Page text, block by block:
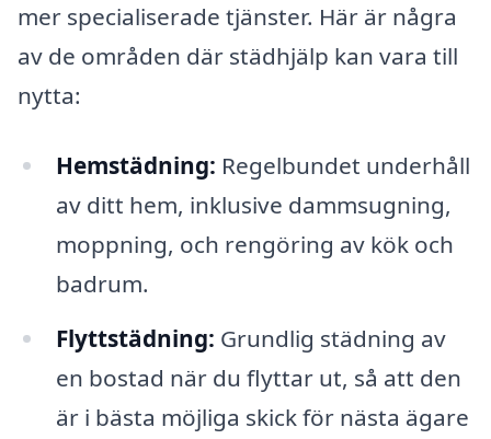
mer specialiserade tjänster. Här är några
av de områden där städhjälp kan vara till
nytta:
Hemstädning: Regelbundet underhåll
av ditt hem, inklusive dammsugning,
moppning, och rengöring av kök och
badrum.
Flyttstädning: Grundlig städning av
en bostad när du flyttar ut, så att den
är i bästa möjliga skick för nästa ägare